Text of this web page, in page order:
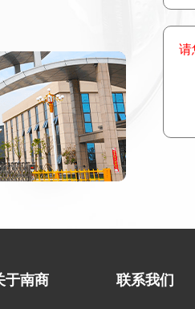
请
于南商 联系我们